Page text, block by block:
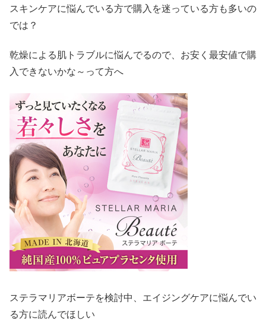
スキンケアに悩んでいる方で購入を迷っている方も多いの
では？
乾燥による肌トラブルに悩んでるので、お安く最安値で購
入できないかな～って方へ
ステラマリアボーテを検討中、エイジングケアに悩んでい
る方に読んでほしい